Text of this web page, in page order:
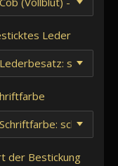
Leder
der Bestickung